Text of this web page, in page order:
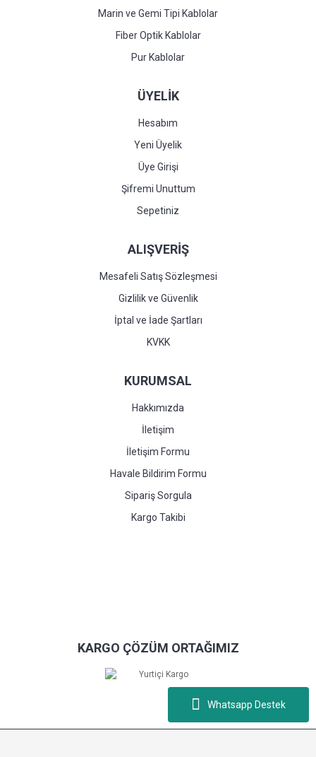
Whatsapp Destek
Marin ve Gemi Tipi Kablolar
Fiber Optik Kablolar
Pur Kablolar
ÜYELİK
Hesabım
Yeni Üyelik
Üye Girişi
Şifremi Unuttum
Sepetiniz
ALIŞVERİŞ
Mesafeli Satış Sözleşmesi
Gizlilik ve Güvenlik
İptal ve İade Şartları
KVKK
KURUMSAL
Hakkımızda
İletişim
İletişim Formu
Havale Bildirim Formu
Sipariş Sorgula
Kargo Takibi
KARGO ÇÖZÜM ORTAĞIMIZ